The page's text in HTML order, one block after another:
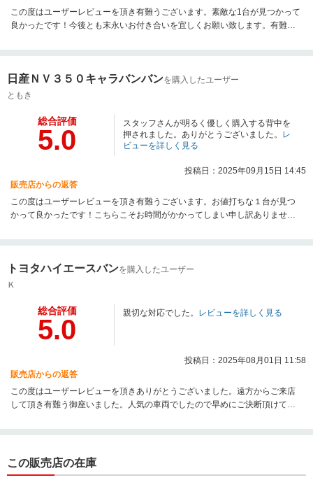
この度はユーザーレビューを頂き有難うございます。素敵な1台が見つかって
良かったです！今後とも末永いお付き合いを宜しくお願い致します。有難う
日産ＮＶ３５０キャラバンバンを購入したユーザー
ともき
総合評価
5.0
スタッフさんが明るく優しく購入する背中を
押されました。ありがとうございました。 レ
ビューを詳しく見る
投稿日：2025年09月15日 14:45
販売店からの返答
この度はユーザーレビューを頂き有難うございます。お値打ちな１台が見つ
かって良かったです！こちらこそお時間がかかってしまい申し訳ありません
ました！
トヨタハイエースバンを購入したユーザー
Ｋ
総合評価
5.0
親切な対応でした。 レビューを詳しく見る
投稿日：2025年08月01日 11:58
販売店からの返答
この度はユーザーレビューを頂きありがとうございました。遠方からご来店
して頂き有難う御座いました。人気の車両でしたので早めにご決断頂けて良
この販売店の在庫